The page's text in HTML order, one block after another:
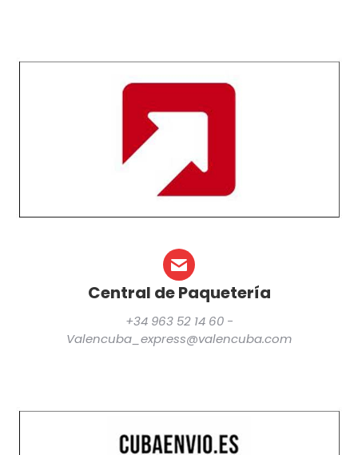
Central de Paquetería
+34 963 52 14 60 -
Valencuba_express@valencuba.com